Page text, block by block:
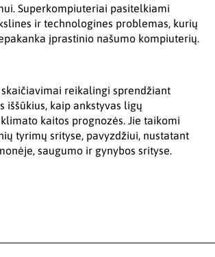
Superkompiuteriai pasitelkiami
ir technologines problemas, kurių
įprastinio našumo kompiuterių.
reikalingi sprendžiant
iššūkius, kaip ankstyvas ligų
kaitos prognozės. Jie taikomi
tyrimų srityse, pavyzdžiui, nustatant
saugumo ir gynybos srityse.